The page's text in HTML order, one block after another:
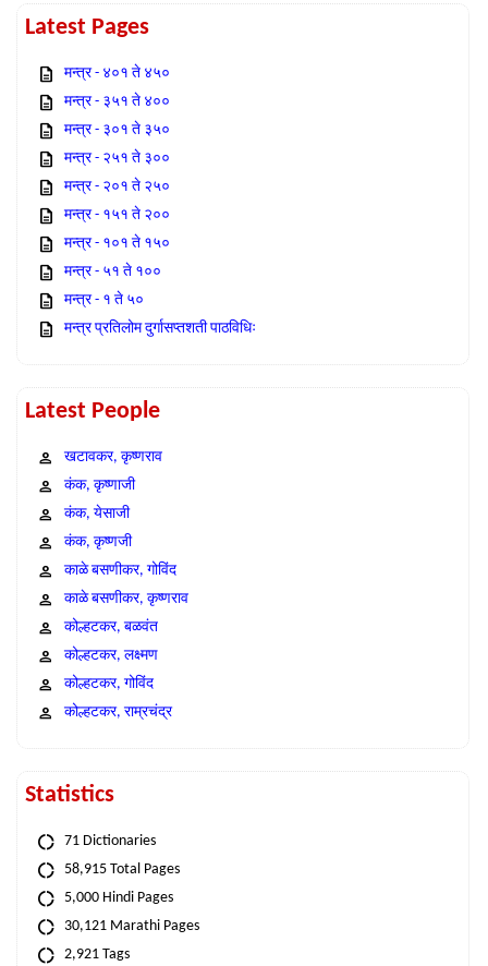
Latest Pages
मन्त्र - ४०१ ते ४५०
मन्त्र - ३५१ ते ४००
मन्त्र - ३०१ ते ३५०
मन्त्र - २५१ ते ३००
मन्त्र - २०१ ते २५०
मन्त्र - १५१ ते २००
मन्त्र - १०१ ते १५०
मन्त्र - ५१ ते १००
मन्त्र - १ ते ५०
मन्त्र प्रतिलोम दुर्गासप्तशती पाठविधिः
Latest People
खटावकर, कृष्णराव
कंक, कृष्णाजी
कंक, येसाजी
कंक, कृष्णजी
काळे बसणीकर, गोविंद
काळे बसणीकर, कृष्णराव
कोल्हटकर, बळवंत
कोल्हटकर, लक्ष्मण
कोल्हटकर, गोविंद
कोल्हटकर, राम्रचंद्र
Statistics
71 Dictionaries
58,915 Total Pages
5,000 Hindi Pages
30,121 Marathi Pages
2,921 Tags